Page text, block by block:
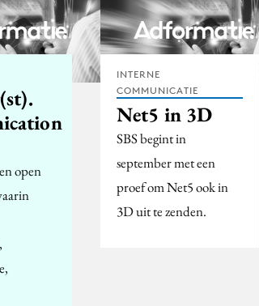
open
INTERNE
COMMUNICATIE
Net5 in 3D
SBS begint in
september met een
proef om Net5 ook in
3D uit te zenden.